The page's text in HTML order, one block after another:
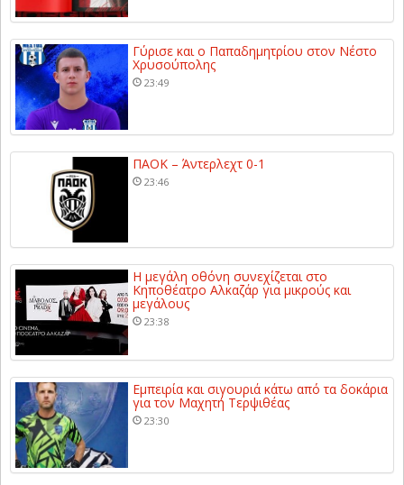
Γύρισε και ο Παπαδημητρίου στον Νέστο
Χρυσούπολης
23:49
ΠΑΟΚ – Άντερλεχτ 0-1
23:46
Η μεγάλη οθόνη συνεχίζεται στο
Κηποθέατρο Αλκαζάρ για μικρούς και
μεγάλους
23:38
Εμπειρία και σιγουριά κάτω από τα δοκάρια
για τον Μαχητή Τερψιθέας
23:30